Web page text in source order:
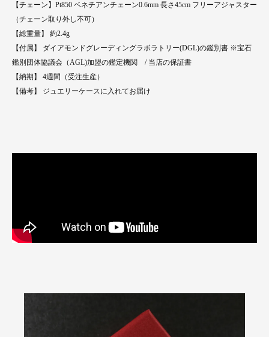
【チェーン】Pt850 ベネチアンチェーン0.6mm 長さ45cm フリーアジャスター
（チェーン取り外し不可）
【総重量】 約2.4g
【付属】 ダイアモンドグレーディングラボラトリー(DGL)の鑑別書 ※宝石
鑑別団体協議会（AGL)加盟の鑑定機関 / 当店の保証書
【納期】 4週間（受注生産）
【備考】 ジュエリーケースに入れてお届け